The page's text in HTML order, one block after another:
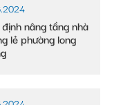
nâng tầng nhà
lẻ phường long